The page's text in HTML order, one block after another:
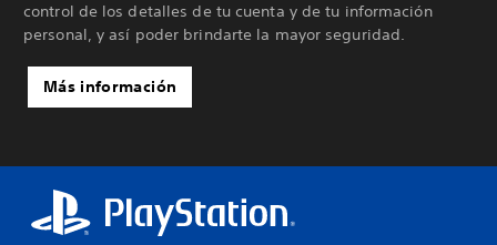
control de los detalles de tu cuenta y de tu información
personal, y así poder brindarte la mayor seguridad.
Más información